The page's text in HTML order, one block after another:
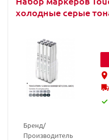
холодные серые
Бренд/
Производитель